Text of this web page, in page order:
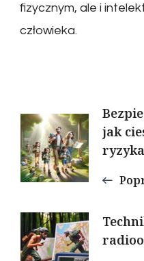
fizycznym, ale i
człowieka.
wpisu
jak
ryzyka